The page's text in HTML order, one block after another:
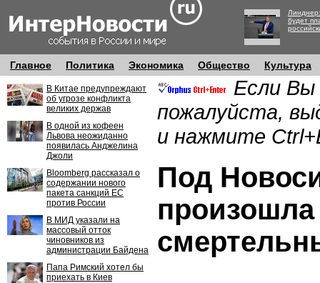
будет
Главное Политика Экономика Общество Культура
В Китае предупреждают
об угрозе конфликта
великих держав
В одной из кофеен
Львова неожиданно
появилась Анджелина
Джоли
Bloomberg рассказал о
содержании нового
пакета санкций ЕС
против России
В МИД указали на
массовый отток
чиновников из
администрации Байдена
Папа Римский хотел бы
приехать в Киев
Если Вы
пожалуйста,
и нажмите
Под